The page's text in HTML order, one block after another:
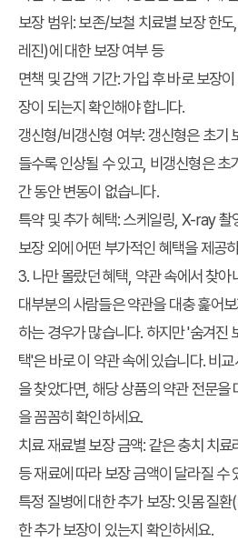
보장 범위:보존/보철 치료별 보장 한
레진)에 대한 보장 여부 등
면책 및 감액 기간:가입 후 바로 보장
장이 되는지 확인해야 합니다.
갱신형/비갱신형 여부:갱신형은 초기
들수록 인상될 수 있고, 비갱신형은 초
간 동안 변동이 없습니다.
특약 및 추가 혜택:스케일링, X-ray 촬
보장 외에 어떤 부가적인 혜택을 제공
3. 나만 몰랐던 혜택, 약관 속에서 찾아
대부분의 사람들은 약관을 대충 훑어
하는 경우가 많습니다. 하지만 '숨겨진
택'은 바로 이 약관 속에 있습니다. 비
을 찾았다면, 해당 상품의 약관 전문을
을 꼼꼼히 확인하세요.
치료 재료별 보장 금액:같은 충치 치료
등 재료에 따라 보장 금액이 달라질 수
특정 질병에 대한 추가 보장:잇몸 질환
한 추가 보장이 있는지 확인하세요.